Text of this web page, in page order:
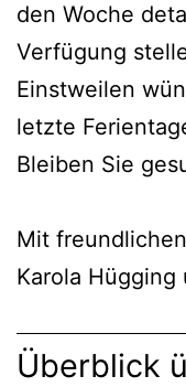
den Woche
Ver­fü­gung
Einst­wei­len
letz­te
Blei­ben Sie
Mit
Karo­la Hüg­ging
Überblick